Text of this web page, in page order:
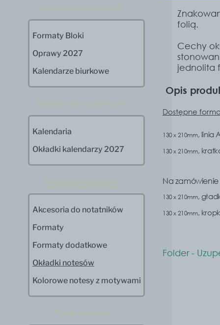
Formaty Bloki
Oprawy 2027
Kalendarze biurkowe
Kalendaria
Okładki kalendarzy 2027
Akcesoria do notatników
Formaty
Formaty dodatkowe
Okładki notesów
Kolorowe notesy z motywami
folią.
Cechy
jednolita
Opis
Dostępne
130 x 210mm, linia
130 x 210mm,
Na zamówienie
130 x 210mm,
130 x 210mm,
Folder -